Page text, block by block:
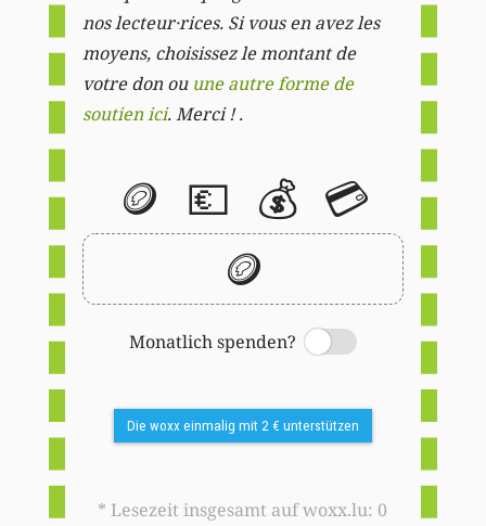
nos lecteur·rices. Si vous en avez les
moyens, choisissez le montant de
votre don ou une autre forme de
soutien ici. Merci ! .
🪙 💶 💰 💳
🪙
Monatlich spenden?
Switch
Die woxx einmalig mit 2 € unterstützen
* Lesezeit insgesamt auf woxx.lu: 0